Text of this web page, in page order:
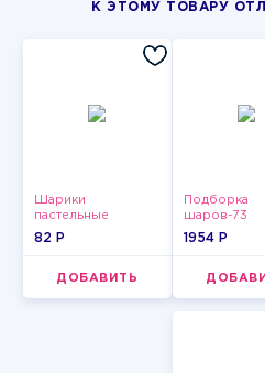
К ЭТОМУ ТОВАРУ
Шарики
пастельные
82 P
ДОБАВИТЬ
Подборка
шаров-73
1954 P